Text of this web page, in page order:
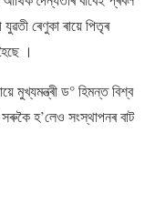
ৰেণুকা ৰায়ে পিতৃৰ
।
মুখ্যমন্ত্ৰী ড° হিমন্ত বিশ্ব
সৰুকৈ হ’লেও সংস্থাপনৰ বাট